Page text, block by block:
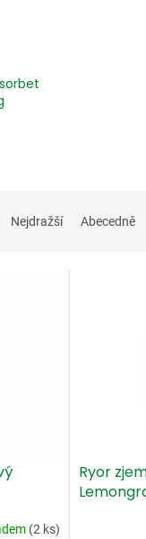
Nejdražší Abecedně
(2 ks)
Ryor